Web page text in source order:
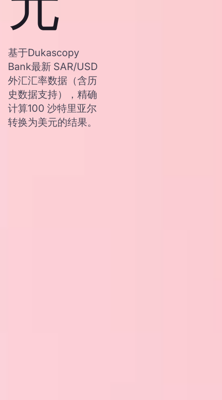
基于Dukascopy
Bank最新 SAR/USD
外汇汇率数据（含历
史数据支持），精确
计算100 沙特里亚尔
转换为美元的结果。